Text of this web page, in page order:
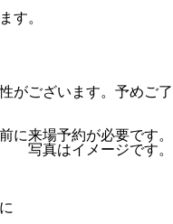
す。
がございます。予めご了
に来場予約が必要です。
写真はイメージです。